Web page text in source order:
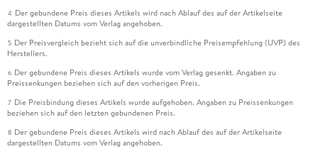
4 Der gebundene Preis dieses Artikels wird nach Ablauf des auf der Artikelseite
dargestellten Datums vom Verlag angehoben.
5 Der Preisvergleich bezieht sich auf die unverbindliche Preisempfehlung (UVP) des
Herstellers.
6 Der gebundene Preis dieses Artikels wurde vom Verlag gesenkt. Angaben zu
Preissenkungen beziehen sich auf den vorherigen Preis.
7 Die Preisbindung dieses Artikels wurde aufgehoben. Angaben zu Preissenkungen
beziehen sich auf den letzten gebundenen Preis.
8 Der gebundene Preis dieses Artikels wird nach Ablauf des auf der Artikelseite
dargestellten Datums vom Verlag angehoben.